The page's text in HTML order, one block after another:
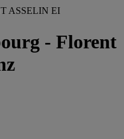
ASSELIN EI
- Florent